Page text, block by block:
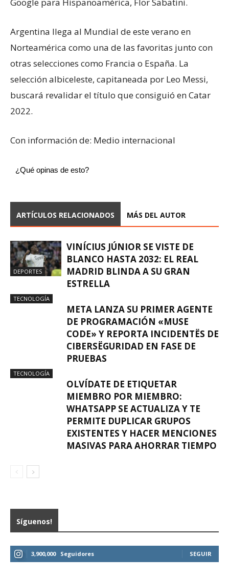
Google para Hispanoamérica, Flor Sabatini.
Argentina llega al Mundial de este verano en
Norteamérica como una de las favoritas junto con
otras selecciones como Francia o España. La
selección albiceleste, capitaneada por Leo Messi,
buscará revalidar el título que consiguió en Catar
2022.
Con información de: Medio internacional
¿Qué opinas de esto?
ARTÍCULOS RELACIONADOS MÁS DEL AUTOR
DEPORTES
VINÍCIUS JÚNIOR SE VISTE DE
BLANCO HASTA 2032: EL REAL
MADRID BLINDA A SU GRAN
ESTRELLA
TECNOLOGÍA
META LANZA SU PRIMER AGENTE
DE PROGRAMACIÓN «MUSE
CODE» Y REPORTA INCIDENTËS DE
CIBERSËGURIDAD EN FASE DE
PRUEBAS
TECNOLOGÍA
OLVÍDATE DE ETIQUETAR
MIEMBRO POR MIEMBRO:
WHATSAPP SE ACTUALIZA Y TE
PERMITE DUPLICAR GRUPOS
EXISTENTES Y HACER MENCIONES
MASIVAS PARA AHORRAR TIEMPO
Síguenos!
3,900,000 Seguidores SEGUIR